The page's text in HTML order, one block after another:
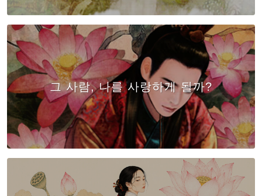
그 사람, 나를 사랑하게 될까?